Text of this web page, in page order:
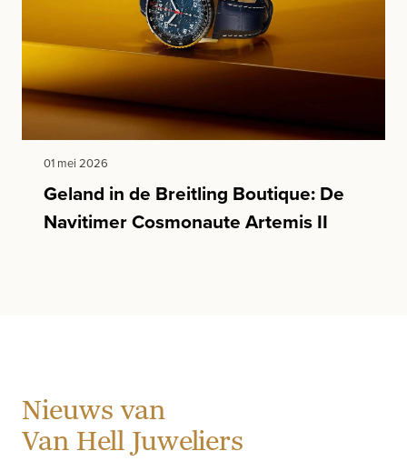
01 mei 2026
Geland in de Breitling Boutique: De
Navitimer Cosmonaute Artemis II
Nieuws van
Van Hell Juweliers